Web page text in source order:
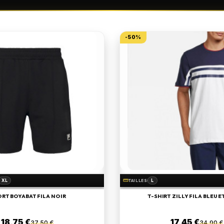
XL
BOYABAT FILA NOIR
37,50 €
18,75 €
-50%
straightenTAILLES L
T-SHIRT ZILLY FILA BLEU
34,90 €
17,45 €